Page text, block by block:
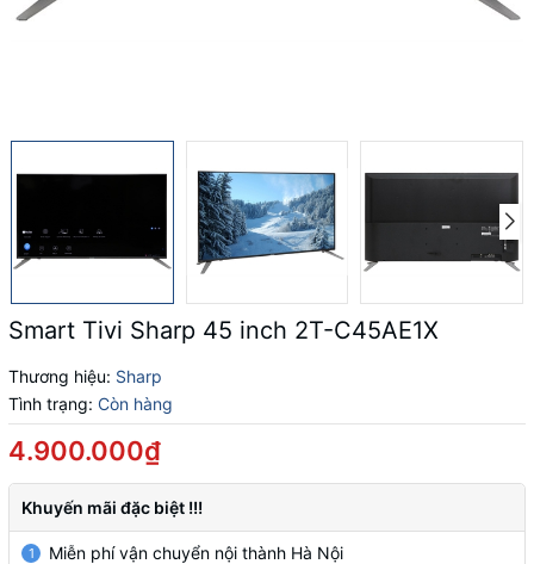
Smart Tivi Sharp 45 inch 2T-C45AE1X
Thương hiệu: Sharp
Tình trạng: Còn hàng
4.900.000₫
Khuyến mãi đặc biệt !!!
1 Miễn phí vận chuyển nội thành Hà Nội